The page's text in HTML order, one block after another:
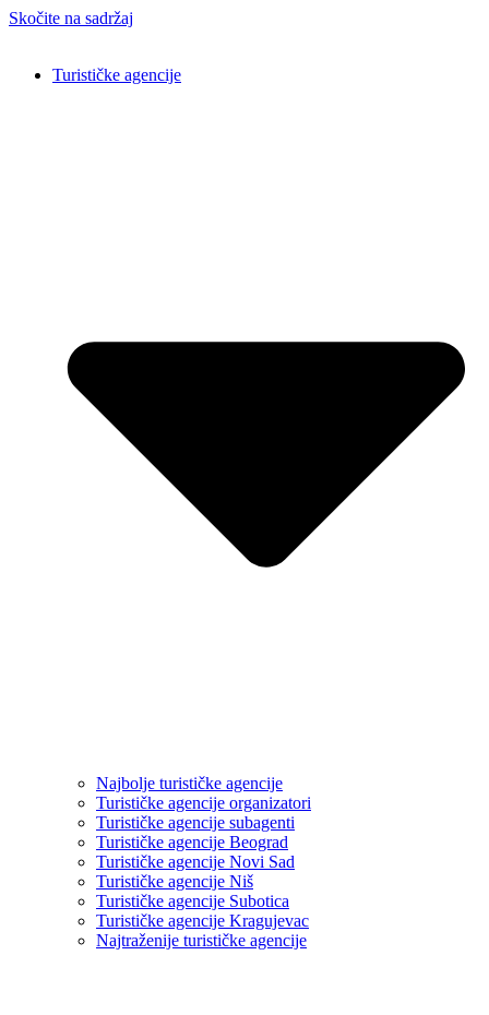
Skočite na sadržaj
Turističke agencije
Najbolje turističke agencije
Turističke agencije organizatori
Turističke agencije subagenti
Turističke agencije Beograd
Turističke agencije Novi Sad
Turističke agencije Niš
Turističke agencije Subotica
Turističke agencije Kragujevac
Najtraženije turističke agencije